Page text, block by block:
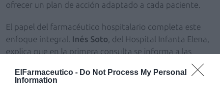
ElFarmaceutico - Do Not Process My Personal
Information
ofrecer un plan de acción adaptado a cada paciente.
El papel del farmacéutico hospitalario completa este
enfoque integral. Inés Soto , del Hospital Infanta Elena,
explica que en la primera consulta se informa a las
personalizado, identificando posibles interacciones y